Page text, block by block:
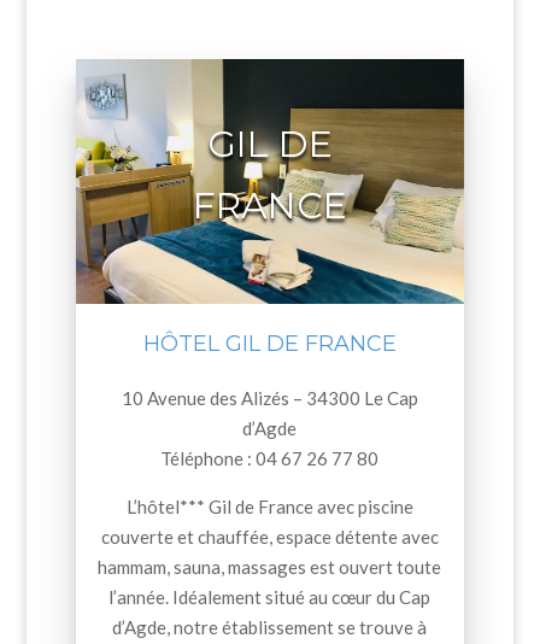
GIL DE
FRANCE
HÔTEL GIL DE FRANCE
10 Avenue des Alizés – 34300 Le Cap
d’Agde
Téléphone : 04 67 26 77 80
L’hôtel*** Gil de France avec piscine
couverte et chauffée, espace détente avec
hammam, sauna, massages est ouvert toute
l’année. Idéalement situé au cœur du Cap
d’Agde, notre établissement se trouve à